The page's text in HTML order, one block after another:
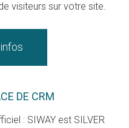
visiteurs sur votre site.
DE CRM
: SIWAY est SILVER